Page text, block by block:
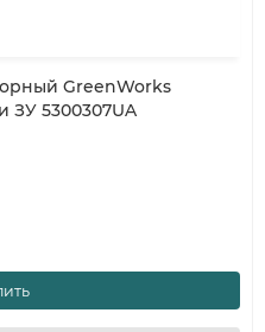
GreenWorks
ЗУ 5300307UA